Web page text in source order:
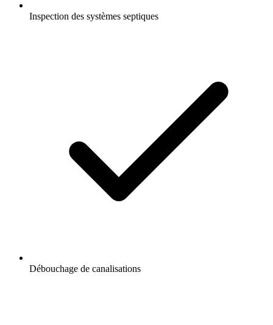
Inspection des systèmes septiques
Débouchage de canalisations